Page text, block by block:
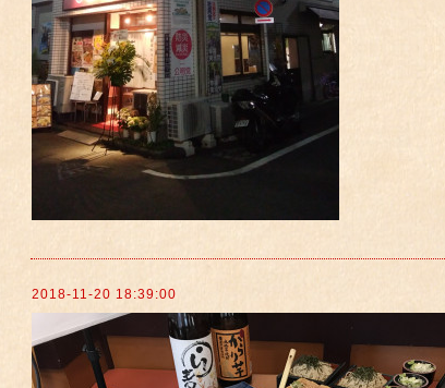
2018-11-20 18:39:00